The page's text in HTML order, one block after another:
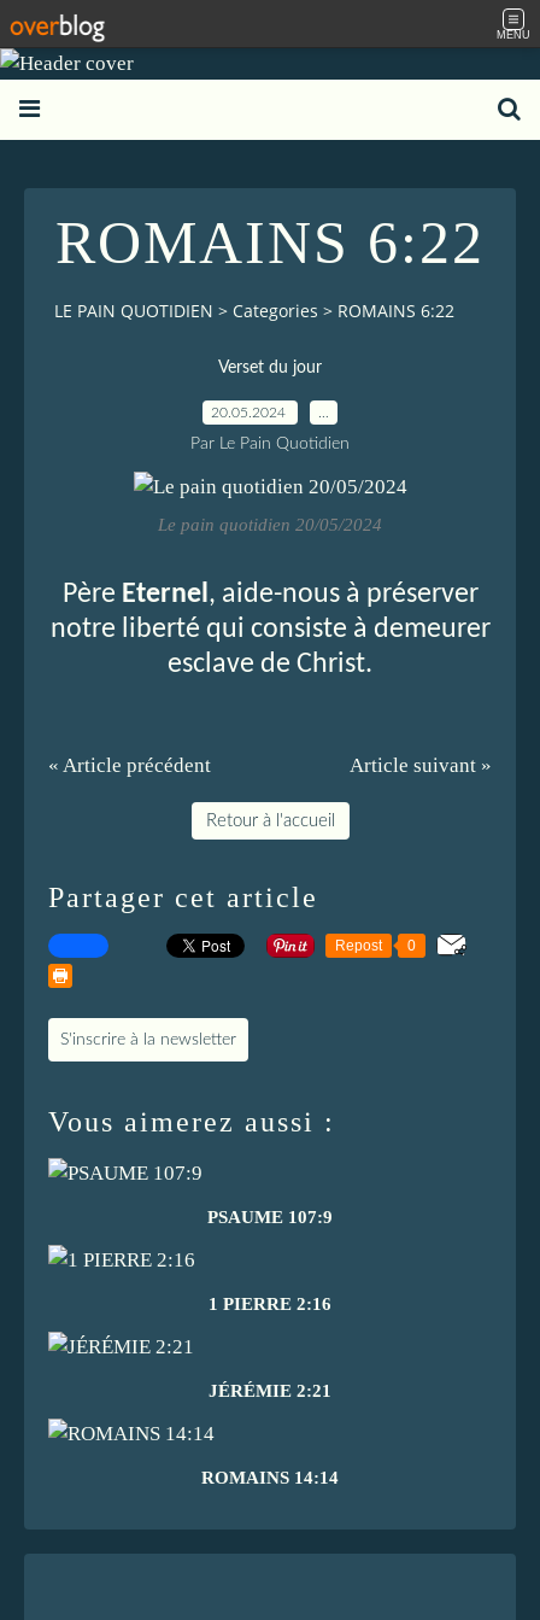
MENU
ROMAINS 6:22
LE PAIN QUOTIDIEN > Categories > ROMAINS 6:22
Verset du jour
20.05.2024
Par Le Pain Quotidien
Le pain quotidien 20/05/2024
Père Eternel , aide-nous à préserver
notre liberté qui consiste à demeurer
esclave de Christ.
« Article précédent Article suivant »
Retour à l'accueil
Partager cet article
Repost 0
S'inscrire à la newsletter
Vous aimerez aussi :
PSAUME 107:9
1 PIERRE 2:16
JÉRÉMIE 2:21
ROMAINS 14:14